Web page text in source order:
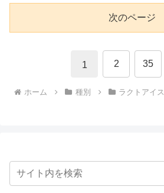
次のページ
1 2 35
ホーム 種別 ラクトアイス